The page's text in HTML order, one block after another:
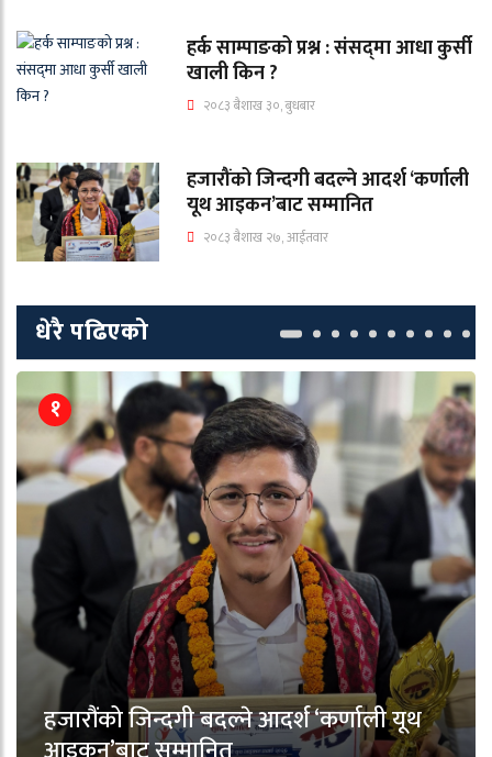
हर्क साम्पाङको प्रश्न : संसद्‌मा आधा कुर्सी
खाली किन ?
२०८३ बैशाख ३०, बुधबार
हजारौंको जिन्दगी बदल्ने आदर्श ‘कर्णाली
यूथ आइकन’बाट सम्मानित
२०८३ बैशाख २७, आईतवार
धेरै पढिएको
१
हजारौंको जिन्दगी बदल्ने आदर्श ‘कर्णाली यूथ